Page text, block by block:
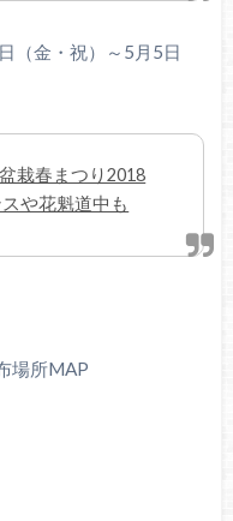
（金・祝）～5月5日
栽春まつり2018
や花魁道中も
場所MAP